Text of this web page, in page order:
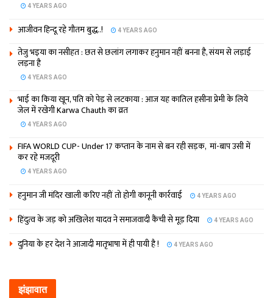
4 YEARS AGO
आजीवन हिन्दू रहे गौतम बुद्ध..! 4 YEARS AGO
तेजु भइया का नसीहत : छत से छलांग लगाकर हनुमान नहीं बनना है, संयम से लड़ाई
लड़ना है
4 YEARS AGO
भाई का किया खून, पति को पेड़ से लटकाया : आज यह कातिल हसीना प्रेमी के लिये
जेल में रखेगी Karwa Chauth का व्रत
4 YEARS AGO
FIFA WORLD CUP- Under 17 कप्‍तान के नाम से बन रही सड़क, मां-बाप उसी में
कर रहे मजदूरी
4 YEARS AGO
हनुमान जी मंदिर खाली करिए नहीं तो होगी कानूनी कार्रवाई 4 YEARS AGO
हिंदुत्व के जड़ को अखिलेश यादव ने समाजवादी कैंची से मूड़ दिया 4 YEARS AGO
दुनिया के हर देश ने आजादी मातृभाषा में ही पायी है ! 4 YEARS AGO
झंझावात